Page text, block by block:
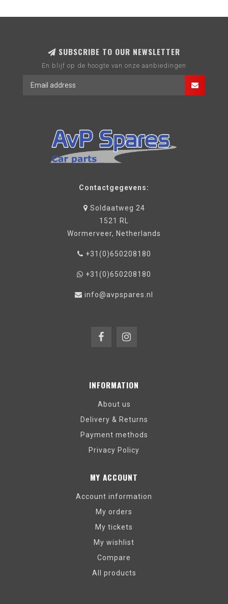
SUBSCRIBE TO OUR NEWSLETTER
En blijf op de hoogte van onze aanbiedingen
Contactgegevens:
Soldaatweg 24
1521 RL
Wormerveer, Netherlands
+31(0)650208180
+31(0)650208180
info@avpspares.nl
INFORMATION
About us
Delivery & Returns
Payment methods
Privacy Policy
MY ACCOUNT
Account information
My orders
My tickets
My wishlist
Compare
All products